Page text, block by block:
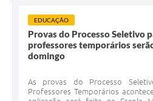
EDUCAÇÃO
Provas do Processo Seletivo
professores temporários
domingo
As provas do Processo
Professores Temporários